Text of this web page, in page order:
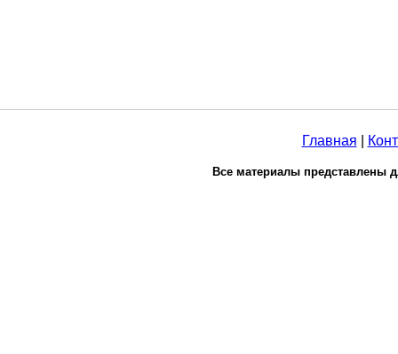
Главная
Все материалы представлены